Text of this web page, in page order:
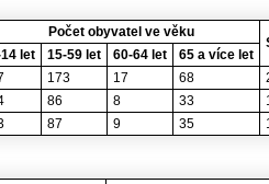
Počet obyvatel ve věku
let 15-59 let 60-64 let
65 a více let
173 17 68
86 8 33
87 9 35